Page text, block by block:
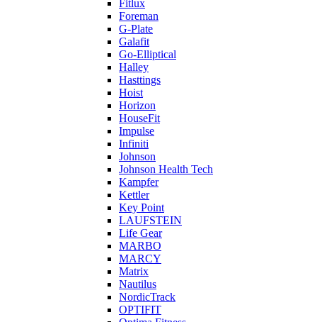
Fitlux
Foreman
G-Plate
Galafit
Go-Elliptical
Halley
Hasttings
Hoist
Horizon
HouseFit
Impulse
Infiniti
Johnson
Johnson Health Tech
Kampfer
Kettler
Key Point
LAUFSTEIN
Life Gear
MARBO
MARCY
Matrix
Nautilus
NordicTrack
OPTIFIT